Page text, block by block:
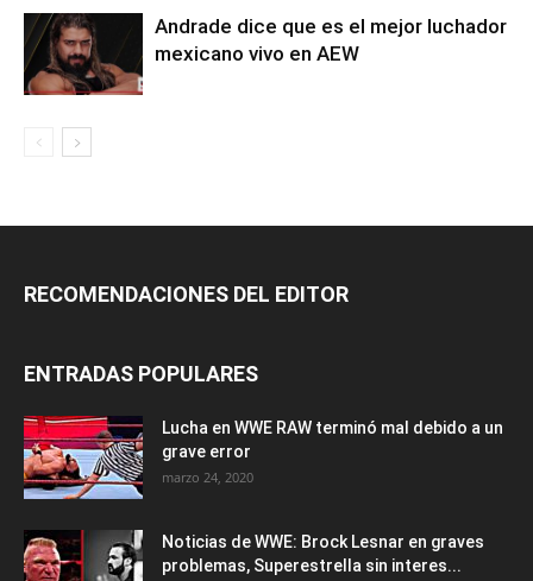
Andrade dice que es el mejor luchador
mexicano vivo en AEW
RECOMENDACIONES DEL EDITOR
ENTRADAS POPULARES
Lucha en WWE RAW terminó mal debido a un
grave error
marzo 24, 2020
Noticias de WWE: Brock Lesnar en graves
problemas, Superestrella sin interes...